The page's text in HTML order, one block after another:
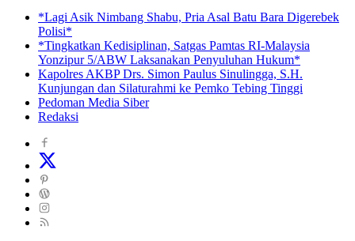
*Lagi Asik Nimbang Shabu, Pria Asal Batu Bara Digerebek
Polisi*
*Tingkatkan Kedisiplinan, Satgas Pamtas RI-Malaysia
Yonzipur 5/ABW Laksanakan Penyuluhan Hukum*
Kapolres AKBP Drs. Simon Paulus Sinulingga, S.H.
Kunjungan dan Silaturahmi ke Pemko Tebing Tinggi
Pedoman Media Siber
Redaksi